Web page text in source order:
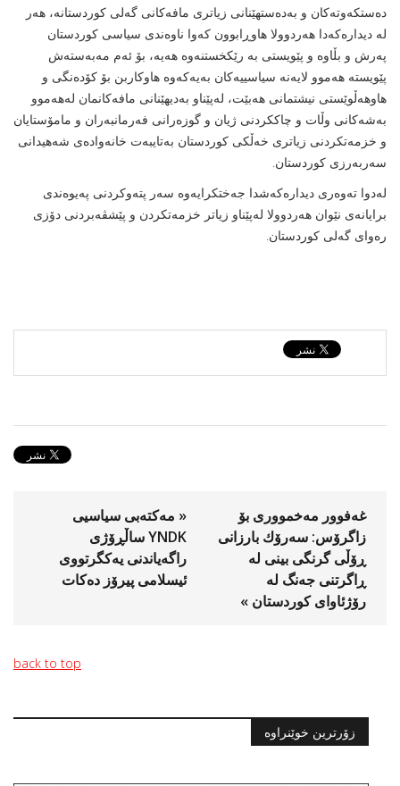
دەستكەوتەكان و به‌دەستهێنانی زیاتری مافەكانی گەلی كوردستانه‌، هەر
لە دیدارەكەدا هەردوولا هاوڕابوون کەوا ناوەندى سیاسى کوردستان
پەرش و بڵاوە و پێویستى بە رێکخستنەوە هەیە، بۆ ئەم مەبەستەش
پێویستە هەموو لایەنە سیاسییەکان بەیەکەوە هاوکاربن بۆ كۆده‌نگی و
هاوهه‌ڵوێستی نیشتمانی هه‌بێت، له‌پێناو به‌دیهێنانی مافه‌كانمان له‌هه‌موو
به‌شه‌كانى وڵات و چاككردنی ژیان و گوزه‌رانی فه‌رمانبه‌ران و مامۆستایان
و خزمه‌تكردنی زیاتری خه‌ڵكی كوردستان به‌تایبه‌ت خانه‌واده‌ی شه‌هیدانی
سه‌ربه‌رزی كوردستان.
لەدوا تەوەری دیدارەكەشدا جەختكرایەوە سەر پتەوكردنی پەیوەندی
برایانەی نێوان هەردوولا لەپێناو زیاتر خزمەتكردن و پێشڤەبردنی دۆزی
رەوای گەلی كوردستان.
« مه‌كته‌بی سیاسیی
YNDK ساڵڕۆژى
راگه‌ياندنى یه‌كگرتووی
ئیسلامی پیرۆز دەكات
غه‌فوور مه‌خمووری بۆ
زاگرۆس: سه‌رۆك بارزانی
ڕۆڵی گرنگی بینی له‌
ڕاگرتنی جه‌نگ له‌
رۆژئاوای كوردستان »
back to top
زۆرترین خوێنراوە